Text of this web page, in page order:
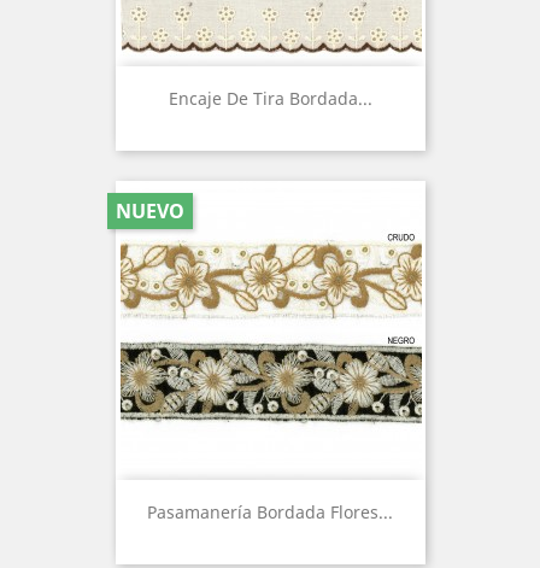
Encaje De Tira Bordada...
Pasamanería Bordada Flores...
NUEVO